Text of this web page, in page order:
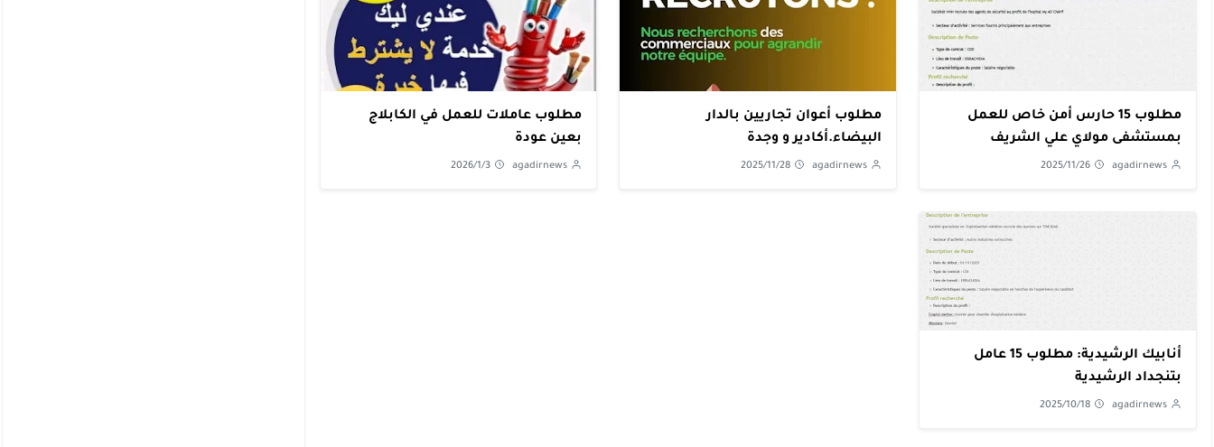
مطلوب 15 حارس أمن خاص للعمل
بمستشفى مولاي علي الشريف
بالرشيدية
agadirnews
2025/11/26
مطلوب أعوان تجاريين بالدار
البيضاء.أكادير و وجدة
agadirnews
2025/11/28
مطلوب عاملات للعمل في الكابلاج
بعين عودة
agadirnews
2026/1/3
أنابيك الرشيدية: مطلوب 15 عامل
بتنجداد الرشيدية
agadirnews
2025/10/18